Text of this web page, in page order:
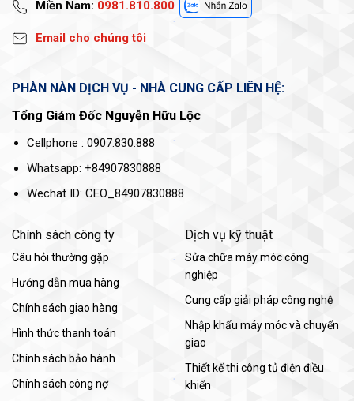
Miền Nam: 0981.810.800
Email cho chúng tôi
PHÀN NÀN DỊCH VỤ - NHÀ CUNG CẤP LIÊN HỆ:
Tổng Giám Đốc Nguyễn Hữu Lộc
Cellphone : 0907.830.888
Whatsapp: +84907830888
Wechat ID: CEO_84907830888
Chính sách công ty
Câu hỏi thường gặp
Hướng dẫn mua hàng
Chính sách giao hàng
Hình thức thanh toán
Chính sách bảo hành
Chính sách công nợ
Dịch vụ kỹ thuật
Sửa chữa máy móc công
nghiệp
Cung cấp giải pháp công nghệ
Nhập khẩu máy móc và chuyển
giao
Thiết kế thi công tủ điện điều
khiển